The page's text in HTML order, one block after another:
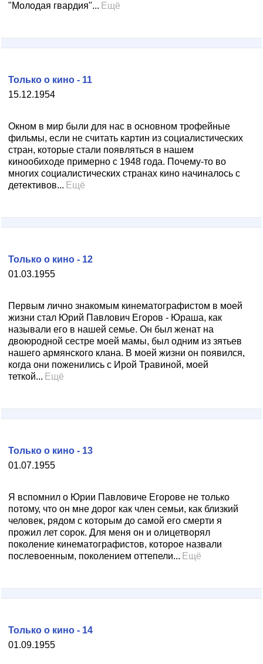
"Молодая гвардия"... Ещё
15.12.1954
Только о кино - 11
Окном в мир были для нас в основном трофейные
фильмы, если не считать картин из социалистических
стран, которые стали появляться в нашем
кинообиходе примерно с 1948 года. Почему-то во
многих социалистических странах кино начиналось с
детективов... Ещё
01.03.1955
Только о кино - 12
Первым лично знакомым кинематографистом в моей
жизни стал Юрий Павлович Егоров - Юраша, как
называли его в нашей семье. Он был женат на
двоюродной сестре моей мамы, был одним из зятьев
нашего армянского клана. В моей жизни он появился,
когда они поженились с Ирой Травиной, моей
теткой... Ещё
01.07.1955
Только о кино - 13
Я вспомнил о Юрии Павловиче Егорове не только
потому, что он мне дорог как член семьи, как близкий
человек, рядом с которым до самой его смерти я
прожил лет сорок. Для меня он и олицетворял
поколение кинематографистов, которое назвали
послевоенным, поколением оттепели... Ещё
01.09.1955
Только о кино - 14